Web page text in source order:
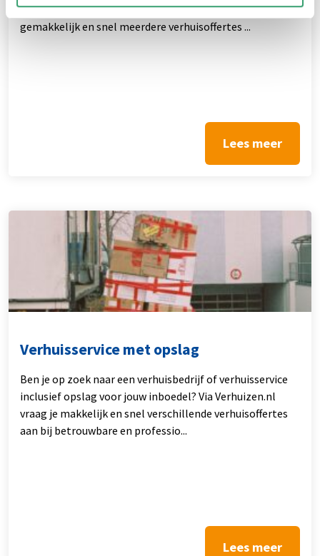
zoektocht verleden tijd! Via onze website kun je
gemakkelijk en snel meerdere verhuisoffertes ...
Lees meer
Verhuisservice met opslag
Ben je op zoek naar een verhuisbedrijf of verhuisservice
inclusief opslag voor jouw inboedel? Via Verhuizen.nl
vraag je makkelijk en snel verschillende verhuisoffertes
aan bij betrouwbare en professio...
Lees meer